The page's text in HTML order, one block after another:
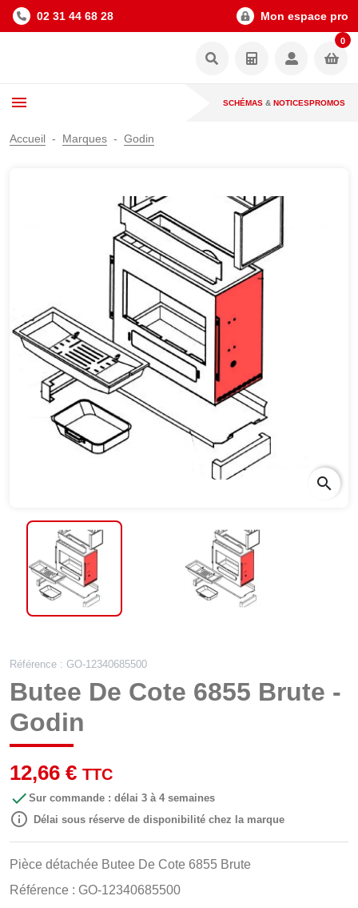
02 31 44 68 28 Mon espace pro
0
SCHÉMAS & NOTICESPROMOS
Accueil Marques Godin
search
Référence : GO-12340685500
Butee De Cote 6855 Brute -
Godin
12,66 € TTC
 Sur commande : délai 3 à 4 semaines
 Délai sous réserve de disponibilité chez la marque
Pièce détachée Butee De Cote 6855 Brute
Référence : GO-12340685500